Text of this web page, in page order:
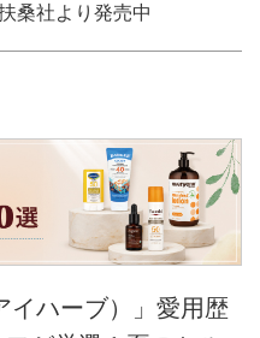
桑社より発売中
イハーブ）」愛用歴